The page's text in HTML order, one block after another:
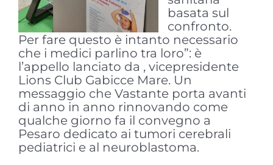
basata sul
confronto.
Per fare questo è intanto necessario
che i medici parlino tra loro”: è
l’appello lanciato da , vicepresidente
Lions Club Gabicce Mare. Un
messaggio che Vastante porta avanti
di anno in anno rinnovando come
qualche giorno fa il convegno a
Pesaro dedicato ai tumori cerebrali
pediatrici e al neuroblastoma.